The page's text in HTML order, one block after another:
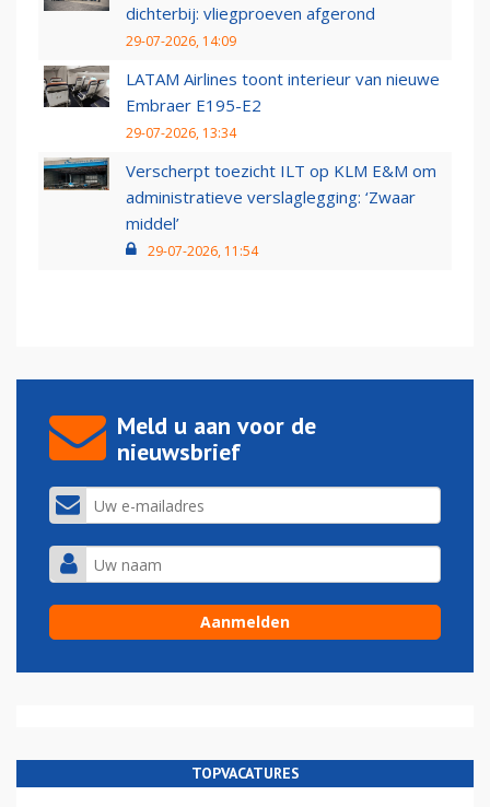
dichterbij: vliegproeven afgerond
29-07-2026, 14:09
LATAM Airlines toont interieur van nieuwe
Embraer E195-E2
29-07-2026, 13:34
Verscherpt toezicht ILT op KLM E&M om
administratieve verslaglegging: ‘Zwaar
middel’
29-07-2026, 11:54
Meld u aan voor de
nieuwsbrief
TOPVACATURES